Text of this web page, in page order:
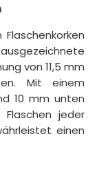
von 11,5 mm
Mit einem
10 mm unten
jeder
einen